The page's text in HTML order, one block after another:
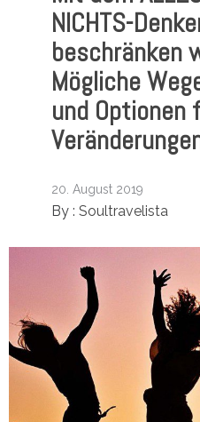
NICHTS-
beschränken
Mögliche
und Optionen
20. August 2019
By : Soultravelista